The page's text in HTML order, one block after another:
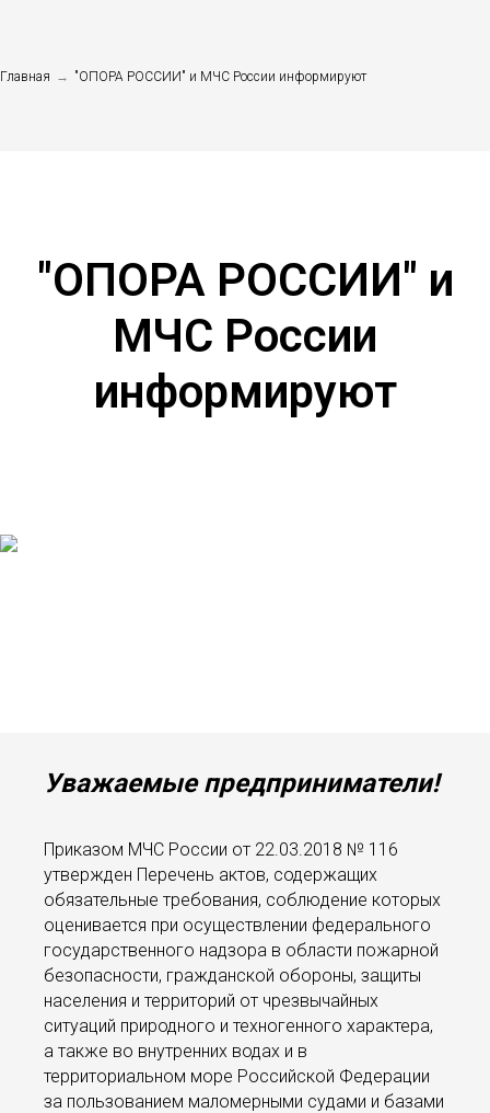
Главная → "ОПОРА РОССИИ" и МЧС России информируют
"ОПОРА РОССИИ" и
МЧС России
информируют
Уважаемые предприниматели!
Приказом МЧС России от 22.03.2018 № 116
утвержден Перечень актов, содержащих
обязательные требования, соблюдение которых
оценивается при осуществлении федерального
государственного надзора в области пожарной
безопасности, гражданской обороны, защиты
населения и территорий от чрезвычайных
ситуаций природного и техногенного характера,
а также во внутренних водах и в
территориальном море Российской Федерации
за пользованием маломерными судами и базами